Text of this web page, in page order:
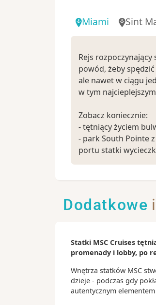
Miami Sint
Rejs
powód, żeby
ale nawet w ciągu
w tym
Zobacz koniecznie:
- tętniący życiem
- park South Pointe
portu statki
Ciekawostki:
- 70% mieszkańców
- w Miami
- Miami to światowa
Dodatkowe
Statki MSC Cruises
promenady i lobby, po
Wnętrza statków MSC
dzieje - podczas gdy
autentycznym